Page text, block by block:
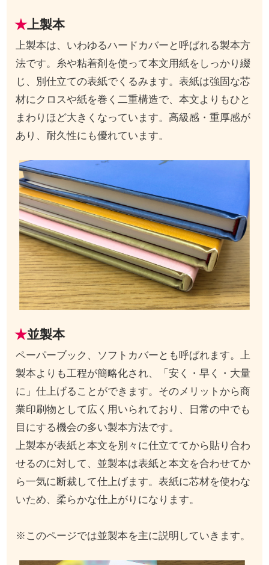
上製本
上製本は、いわゆるハードカバーと呼ばれる製本方
法です。糸や粘着剤を使って本文用紙をしっかり綴
じ、別仕立ての表紙でくるみます。表紙は強固な芯
材にクロスや紙を巻く二重構造で、本文よりもひと
まわりほど大きくなっています。高級感・重厚感が
あり、耐久性にも優れています。
並製本
ペーパーブック、ソフトカバーとも呼ばれます。上
製本よりも工程が簡略化され、「安く・早く・大量
に」仕上げることができます。そのメリットから商
業印刷物として広く用いられており、日常の中でも
目にする機会の多い製本方法です。
上製本が表紙と本文を別々に仕立ててから貼り合わ
せるのに対して、並製本は表紙と本文を合わせてか
ら一気に断裁して仕上げます。表紙に芯材を使わな
いため、柔らかな仕上がりになります。
※このページでは並製本を主に説明していきます。